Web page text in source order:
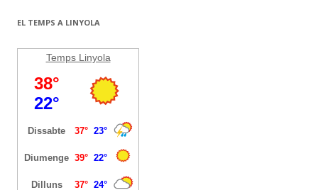
EL TEMPS A LINYOLA
Temps Linyola